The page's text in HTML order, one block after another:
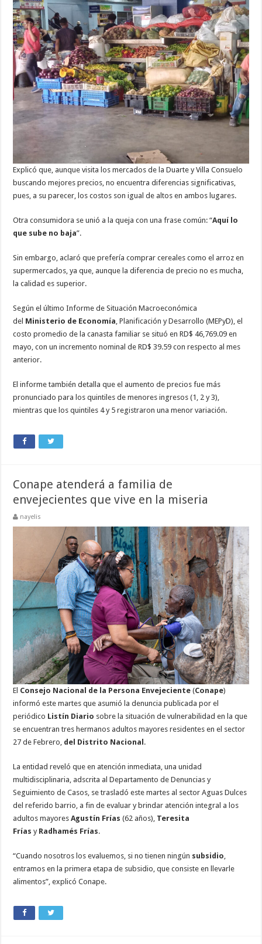
Explicó que, aunque visita los mercados de la Duarte y Villa Consuelo
buscando mejores precios, no encuentra diferencias significativas,
pues, a su parecer, los costos son igual de altos en ambos lugares.
Otra consumidora se unió a la queja con una frase común: “Aquí lo
que sube no baja”.
Sin embargo, aclaró que prefería comprar cereales como el arroz en
supermercados, ya que, aunque la diferencia de precio no es mucha,
la calidad es superior.
Según el último Informe de Situación Macroeconómica
del Ministerio de Economía , Planificación y Desarrollo (MEPyD), el
costo promedio de la canasta familiar se situó en RD$ 46,769.09 en
mayo, con un incremento nominal de RD$ 39.59 con respecto al mes
anterior.
El informe también detalla que el aumento de precios fue más
pronunciado para los quintiles de menores ingresos (1, 2 y 3),
mientras que los quintiles 4 y 5 registraron una menor variación.
Conape atenderá a familia de
envejecientes que vive en la miseria
nayelis
El Consejo Nacional de la Persona Envejeciente (Conape)
informó este martes que asumió la denuncia publicada por el
periódico Listín Diario sobre la situación de vulnerabilidad en la que
se encuentran tres hermanos adultos mayores residentes en el sector
27 de Febrero, del Distrito Nacional.
La entidad reveló que en atención inmediata, una unidad
multidisciplinaria, adscrita al Departamento de Denuncias y
Seguimiento de Casos, se trasladó este martes al sector Aguas Dulces
del referido barrio, a fin de evaluar y brindar atención integral a los
adultos mayoresAgustín Frías(62 años), Teresita
Frías y Radhamés Frías.
“Cuando nosotros los evaluemos, si no tienen ningún subsidio
entramos en la primera etapa de subsidio, que consiste en llevarle
alimentos”, explicó Conape.